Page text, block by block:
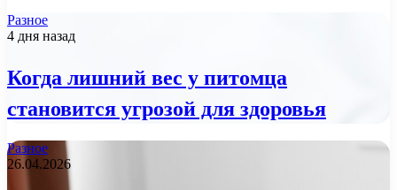
Разное
4 дня назад
Когда лишний вес у питомца
становится угрозой для здоровья
Разное
26.04.2026